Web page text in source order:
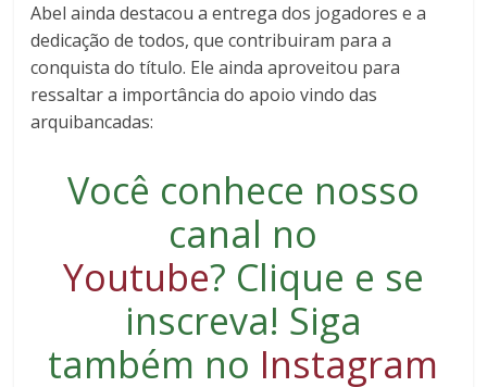
Abel ainda destacou a entrega dos jogadores e a
dedicação de todos, que contribuiram para a
conquista do título. Ele ainda aproveitou para
ressaltar a importância do apoio vindo das
arquibancadas:
Você conhece nosso
canal no
Youtube? Clique e se
inscreva! Siga
também no Instagram